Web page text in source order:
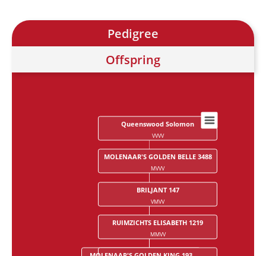
Pedigree
Offspring
Chart with 28 data points.
Queenswood Solomon
VVVV
MOLENAAR'S GOLDEN BELLE 3488
MVVV
BRILJANT 147
VMVV
RUIMZICHTS ELISABETH 1219
MMVV